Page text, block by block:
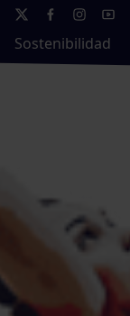
Sostenibilidad